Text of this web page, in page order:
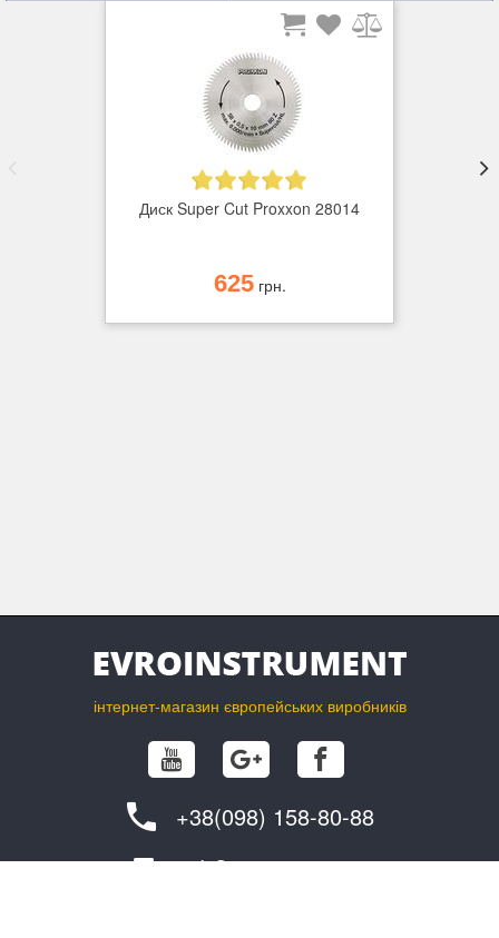
Диск Super Cut Proxxon 28014
625грн.
інтернет-магазин європейських виробників
+38(098) 158-80-88
info@evroinstrument.com